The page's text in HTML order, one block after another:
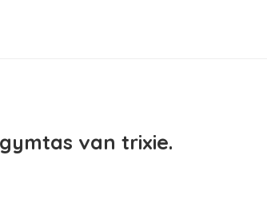
van trixie.